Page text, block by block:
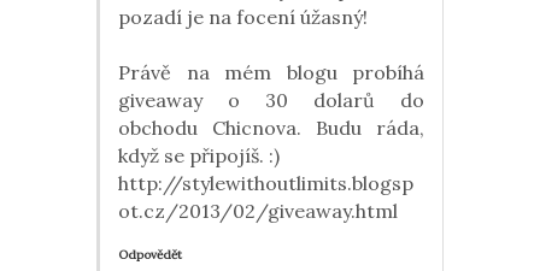
pozadí je na focení úžasný!
Právě na mém blogu probíhá
giveaway o 30 dolarů do
obchodu Chicnova. Budu ráda,
když se připojíš. :)
http://stylewithoutlimits.blogsp
ot.cz/2013/02/giveaway.html
Odpovědět